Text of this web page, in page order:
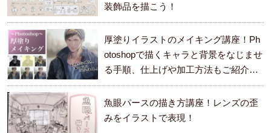
装飾品を描こう！
厚塗りイラストのメイキング講座！Ph
otoshopで描くキャラと背景をなじませ
る手順、仕上げや加工方法もご紹介し
ます。
魚眼パースの描き方講座！レンズの歪
みをイラストで表現！